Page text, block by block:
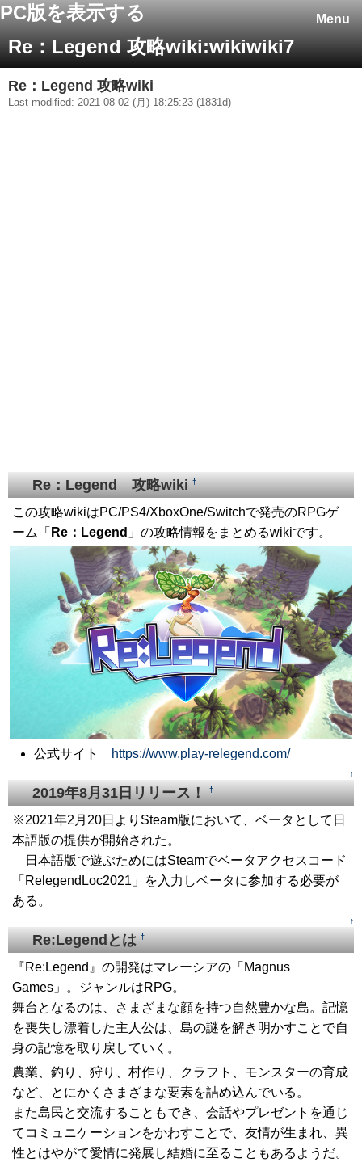
Menu
PC版を表示する
Re：Legend 攻略wiki:wikiwiki7
Re：Legend 攻略wiki
Last-modified: 2021-08-02 (月) 18:25:23 (1831d)
Re：Legend 攻略wiki†
この攻略wikiはPC/PS4/XboxOne/Switchで発売のRPGゲ
ーム「 Re：Legend 」の攻略情報をまとめるwikiです。
公式サイト https://www.play-relegend.com/
↑
2019年8月31日リリース！†
※2021年2月20日よりSteam版において、ベータとして日
本語版の提供が開始された。
日本語版で遊ぶためにはSteamでベータアクセスコード
「RelegendLoc2021」を入力しベータに参加する必要が
ある。
↑
Re:Legendとは†
『Re:Legend』の開発はマレーシアの「Magnus
Games」。ジャンルはRPG。
舞台となるのは、さまざまな顔を持つ自然豊かな島。記憶
を喪失し漂着した主人公は、島の謎を解き明かすことで自
身の記憶を取り戻していく。
農業、釣り、狩り、村作り、クラフト、モンスターの育成
など、とにかくさまざまな要素を詰め込んでいる。
また島民と交流することもでき、会話やプレゼントを通じ
てコミュニケーションをかわすことで、友情が生まれ、異
性とはやがて愛情に発展し結婚に至ることもあるようだ。